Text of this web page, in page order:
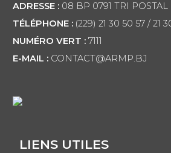
ADRESSE :08 BP 0791 TRI POSTAL
TÉLÉPHONE :(229) 21 30 50 57 / 21
NUMÉRO VERT :7111
E-MAIL :CONTACT@ARMP.BJ
LIENS UTILES